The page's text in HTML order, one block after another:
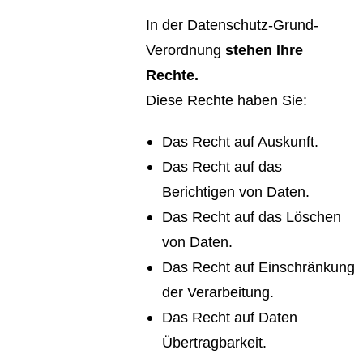
In der Datenschutz-Grund-
Verordnung stehen Ihre
Rechte.
Diese Rechte haben Sie:
Das Recht auf Auskunft.
Das Recht auf das
Berichtigen von Daten.
Das Recht auf das Löschen
von Daten.
Das Recht auf Einschränkung
der Verarbeitung.
Das Recht auf Daten
Übertragbarkeit.